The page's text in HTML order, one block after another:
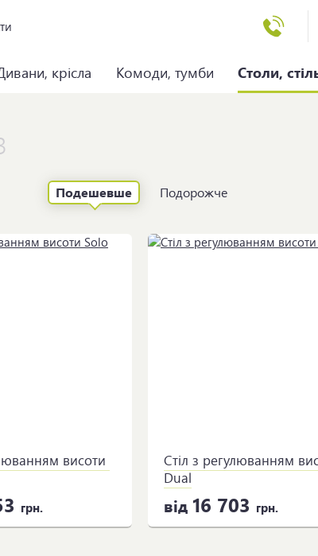
крісла Комоди, тумби Столи,
Подешевше Подорожче
висоти
грн.
Стіл з регулюванням
Dual
від 16 703 грн.